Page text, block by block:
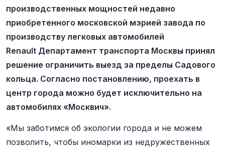
производственных мощностей недавно
приобретенного московской мэрией завода по
производству легковых автомобилей
Renault Департамент транспорта Москвы принял
решение ограничить выезд за пределы Садового
кольца. Согласно постановлению, проехать в
центр города можно будет исключительно на
автомобилях «Москвич».
«Мы заботимся об экологии города и не можем
позволить, чтобы иномарки из недружественных